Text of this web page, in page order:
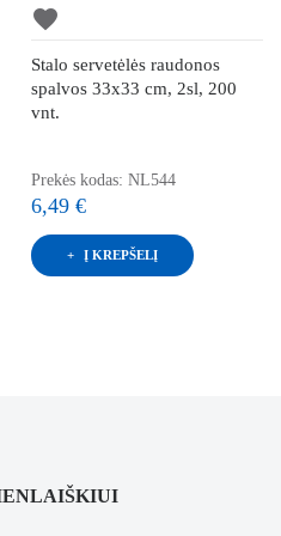
favorite
Stalo servetėlės raudonos
spalvos 33x33 cm, 2sl, 200
vnt.
Prekės kodas: NL544
6,49 €
Į KREPŠELĮ